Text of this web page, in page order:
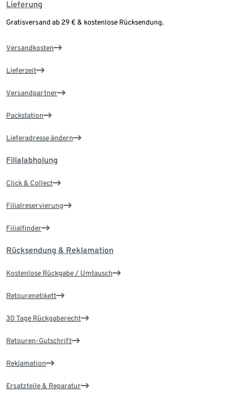
Lieferung
Gratisversand ab 29 € & kostenlose Rücksendung.
Versandkosten
Lieferzeit
Versandpartner
Packstation
Lieferadresse ändern
Filialabholung
Click & Collect
Filialreservierung
Filialfinder
Rücksendung & Reklamation
Kostenlose Rückgabe / Umtausch
Retourenetikett
30 Tage Rückgaberecht
Retouren-Gutschrift
Reklamation
Ersatzteile & Reparatur